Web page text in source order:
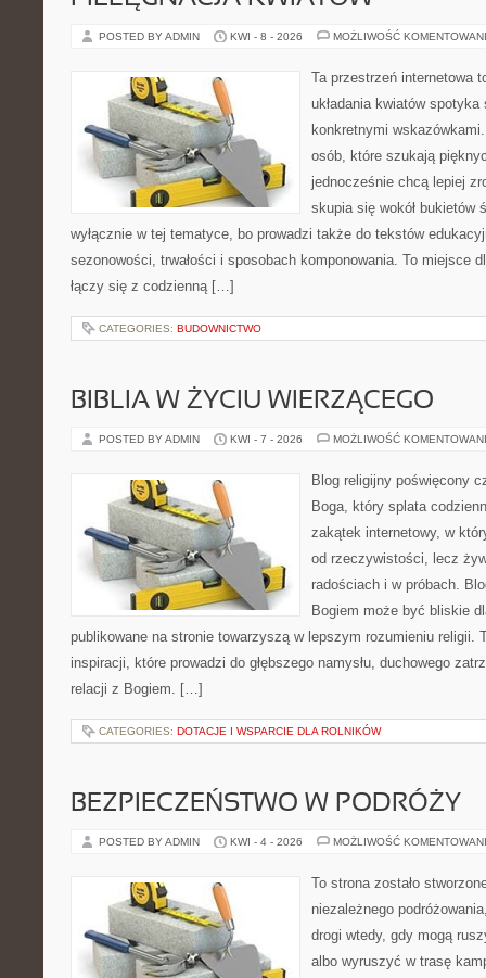
POSTED BY ADMIN KWI - 8 - 2026 MOŻLIWOŚĆ
Ta przestrzeń internetowa
układania kwiatów
konkretnymi wskazówkami.
osób, które szukają
jednocześnie chcą lepiej
skupia się wokół bukietów
wyłącznie w tej tematyce, bo prowadzi także do tekstów
sezonowości, trwałości i sposobach komponowania. To miejsce
łączy się z codzienną […]
CATEGORIES: BUDOWNICTWO
BIBLIA W ŻYCIU WIERZĄCEGO
POSTED BY ADMIN KWI - 7 - 2026 MOŻLIWOŚĆ
Blog religijny poświęcony
Boga, który splata
zakątek internetowy, w
od rzeczywistości, lecz
radościach i w próbach.
Bogiem może być bliskie
publikowane na stronie towarzyszą w lepszym rozumieniu religii.
inspiracji, które prowadzi do głębszego namysłu, duchowego
relacji z Bogiem. […]
CATEGORIES: DOTACJE I WSPARCIE DLA ROLNIKÓW
BEZPIECZEŃSTWO W PODRÓŻY
POSTED BY ADMIN KWI - 4 - 2026 MOŻLIWOŚĆ
To strona zostało
niezależnego
drogi wtedy, gdy mogą
albo wyruszyć w trasę